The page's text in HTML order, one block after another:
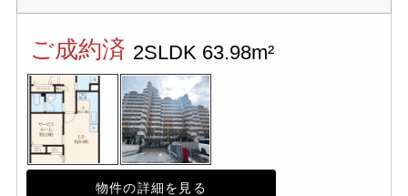
ご成約済 2SLDK 63.98m²
物件の詳細を見る